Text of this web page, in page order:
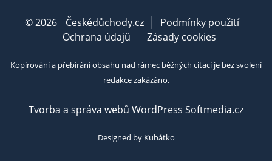
© 2026 Českédůchody.cz
Podmínky použití
Ochrana údajů
Zásady cookies
Kopírování a přebírání obsahu nad rámec běžných citací je bez svolení
redakce zakázáno.
Tvorba a správa webů WordPress Softmedia.cz
Designed by Kubátko